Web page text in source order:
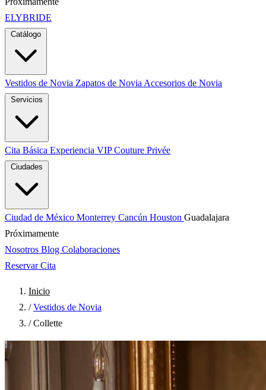
ELYBRIDE
Catálogo
Vestidos de Novia Zapatos de Novia Accesorios de Novia
Servicios
Cita Básica Experiencia VIPCouture Privée
Ciudades
Ciudad de México Monterrey Cancún Houston Guadalajara
Próximamente
Nosotros Blog Colaboraciones
Reservar Cita
Inicio
/ Vestidos de Novia
/ Collette